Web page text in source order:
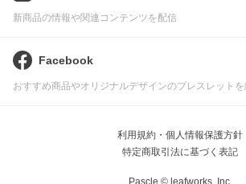
新商品の情報や関連コンテンツを配信
Facebook
おすすめ商品やオリジナルデザインのブレスレットを
利用規約・個人情報保護方針
特定商取引法に基づく表記